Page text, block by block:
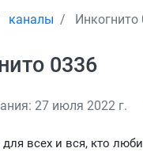
каналы Инкогнито
0336
27 июля 2022 г.
всех и вся, кто